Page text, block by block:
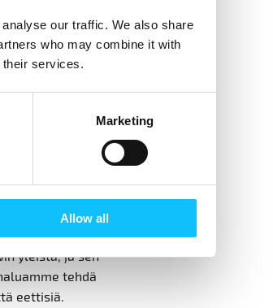
our traffic. We also share
who may combine it with
their services.
Marketing
Allow all
vuosipäivän
ja
viettämään
yleistä, ja sen
tehdä
eettisiä.